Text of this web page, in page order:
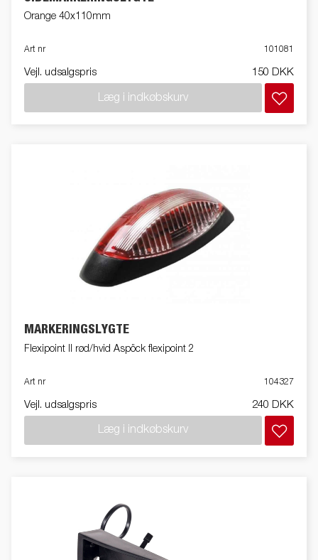
Orange 40x110mm
Art nr 101081
Vejl. udsalgspris 150 DKK
Læg i indkøbskurv
MARKERINGSLYGTE
Flexipoint II rød/hvid Aspöck flexipoint 2
Art nr 104327
Vejl. udsalgspris 240 DKK
Læg i indkøbskurv